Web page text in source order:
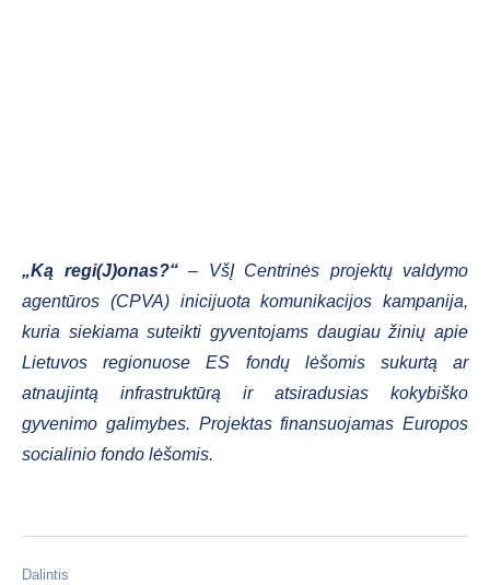
„Ką regi(J)onas?“– VšĮ Centrinės projektų valdymo
agentūros (CPVA) inicijuota komunikacijos kampanija,
kuria siekiama suteikti gyventojams daugiau žinių apie
Lietuvos regionuose ES fondų lėšomis sukurtą ar
atnaujintą infrastruktūrą ir atsiradusias kokybiško
gyvenimo galimybes. Projektas finansuojamas Europos
socialinio fondo lėšomis.
Dalintis